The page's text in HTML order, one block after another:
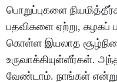
பொறுப்புகளை
பதவிகளை ஏற்று, கழகப்
கொள்ள இயலாத
உருவாக்கியுள்ளீர்கள்.
வேண்டாம். நாங்கள்